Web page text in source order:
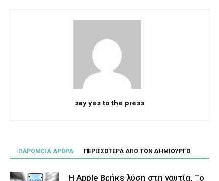
say yes to the press
ΠΑΡΟΜΟΙΑ ΑΡΘΡΑ ΠΕΡΙΣΣΟΤΕΡΑ ΑΠΟ ΤΟΝ ΔΗΜΙΟΥΡΓΟ
Η Apple βρήκε λύση στη ναυτία. Το